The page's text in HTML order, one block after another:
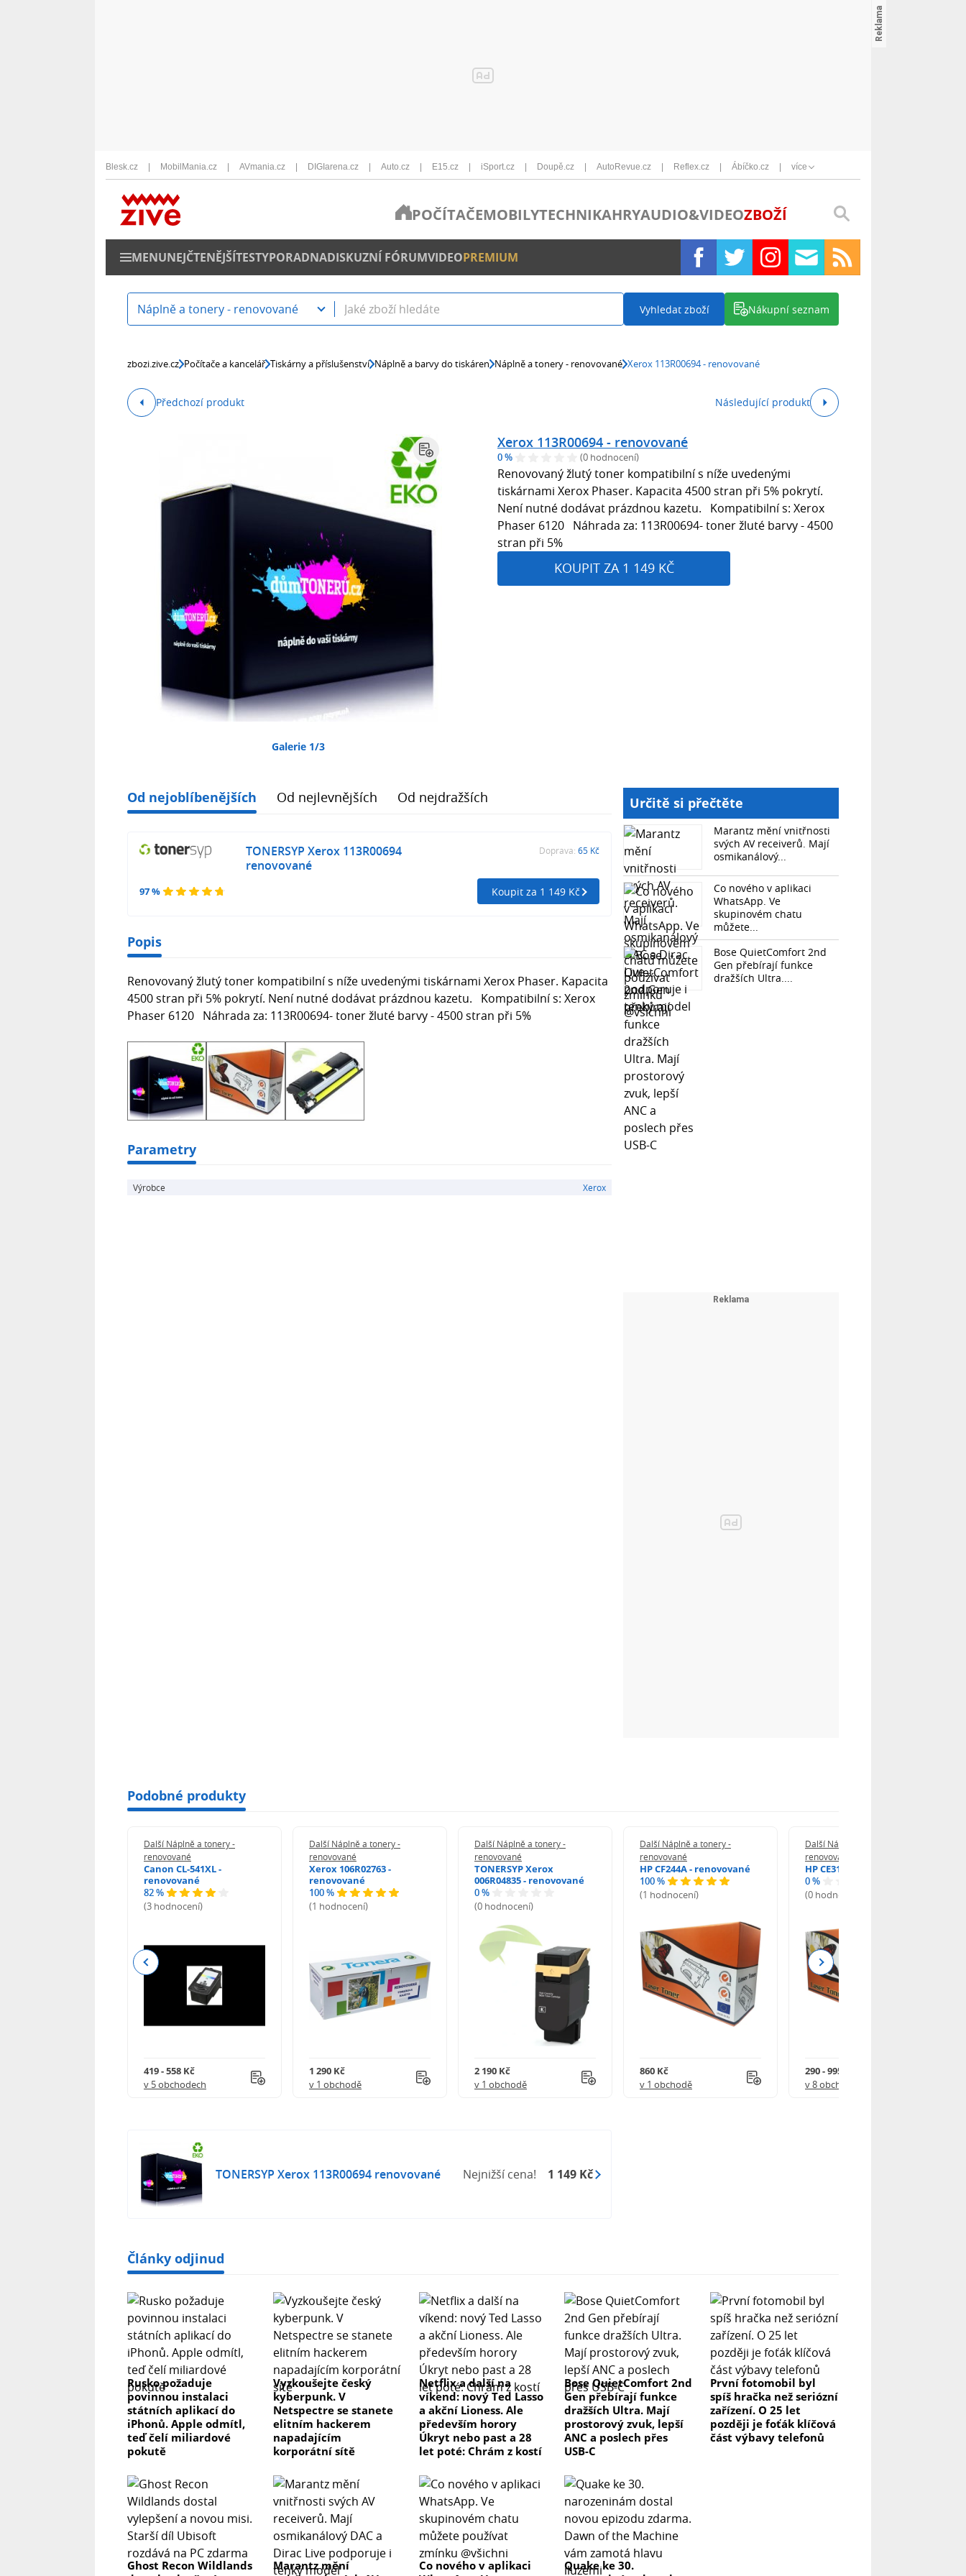
Blesk.cz MobilMania.cz AVmania.cz DIGIarena.cz Auto.cz E15.cz iSport.cz Doupě.cz AutoRevue.cz Reflex.cz Ábíčko.cz více
POČÍTAČEMOBILYTECHNIKAHRYAUDIO&VIDEOZBOŽÍ
MENUNEJČTENĚJŠÍTESTYPORADNADISKUZNÍ FÓRUMVIDEOPREMIUM
Náplně a tonery - renovované Vyhledat zboží Nákupní seznam
zbozi.zive.cz Počítače a kancelář Tiskárny a příslušenství Náplně a barvy do tiskáren Náplně a tonery - renovované Xerox 113R00694 - renovované
Předchozí produkt Následující produkt
Galerie 1/3
Xerox 113R00694 - renovované
0 % (0 hodnocení)
Renovovaný žlutý toner kompatibilní s níže uvedenými
tiskárnami Xerox Phaser. Kapacita 4500 stran při 5% pokrytí.
Není nutné dodávat prázdnou kazetu. Kompatibilní s: Xerox
Phaser 6120 Náhrada za: 113R00694- toner žluté barvy - 4500
stran při 5%
KOUPIT ZA 1 149 KČ
Od nejoblíbenějších Od nejlevnějších Od nejdražších
97 %
TONERSYP Xerox 113R00694
renovované
Doprava: 65 Kč
Koupit za 1 149 Kč
Popis
Renovovaný žlutý toner kompatibilní s níže uvedenými tiskárnami Xerox Phaser. Kapacita
4500 stran při 5% pokrytí. Není nutné dodávat prázdnou kazetu. Kompatibilní s: Xerox
Phaser 6120 Náhrada za: 113R00694- toner žluté barvy - 4500 stran při 5%
Parametry
Výrobce Xerox
Určitě si přečtěte
Marantz mění vnitřnosti
svých AV receiverů. Mají
osmikanálový...
Co nového v aplikaci
WhatsApp. Ve
skupinovém chatu
můžete...
Bose QuietComfort 2nd
Gen přebírají funkce
dražších Ultra....
Podobné produkty
Další Náplně a tonery -
renovované
Canon CL-541XL -
renovované
82 %
(3 hodnocení)
419 - 558 Kč
v 5 obchodech
Další Náplně a tonery -
renovované
Xerox 106R02763 -
renovované
100 %
(1 hodnocení)
1 290 Kč
v 1 obchodě
Další Náplně a tonery -
renovované
TONERSYP Xerox
006R04835 - renovované
0 %
(0 hodnocení)
2 190 Kč
v 1 obchodě
Další Náplně a tonery -
renovované
HP CF244A - renovované
100 %
(1 hodnocení)
860 Kč
v 1 obchodě
Další Náplně a tonery -
renovované
HP CE312A - renovované
0 %
(0 hodnocení)
290 - 995 Kč
v 8 obchodech
Previous Next
TONERSYP Xerox 113R00694 renovované Nejnižší cena! 1 149 Kč
Články odjinud
Rusko požaduje
povinnou instalaci
státních aplikací do
iPhonů. Apple odmítl,
teď čelí miliardové
pokutě
Vyzkoušejte český
kyberpunk. V
Netspectre se stanete
elitním hackerem
napadajícím
korporátní sítě
Netflix a další na
víkend: nový Ted Lasso
a akční Lioness. Ale
především horory
Úkryt nebo past a 28
let poté: Chrám z kostí
Bose QuietComfort 2nd
Gen přebírají funkce
dražších Ultra. Mají
prostorový zvuk, lepší
ANC a poslech přes
USB-C
První fotomobil byl
spíš hračka než seriózní
zařízení. O 25 let
později je foťák klíčová
část výbavy telefonů
Ghost Recon Wildlands
Marantz mění
Co nového v aplikaci
Quake ke 30.